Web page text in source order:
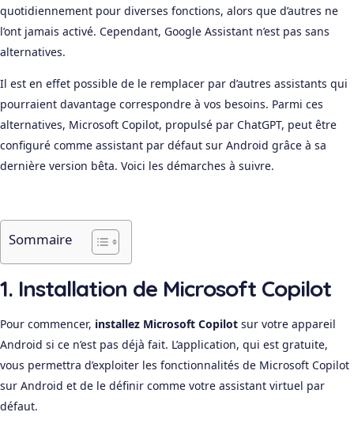
quotidiennement pour diverses fonctions, alors que d’autres ne
l’ont jamais activé. Cependant, Google Assistant n’est pas sans
alternatives.
Il est en effet possible de le remplacer par d’autres assistants qui
pourraient davantage correspondre à vos besoins. Parmi ces
alternatives, Microsoft Copilot, propulsé par ChatGPT, peut être
configuré comme assistant par défaut sur Android grâce à sa
dernière version bêta. Voici les démarches à suivre.
Sommaire
1. Installation de Microsoft Copilot
Pour commencer, installez Microsoft Copilot sur votre appareil
Android si ce n’est pas déjà fait. L’application, qui est gratuite,
vous permettra d’exploiter les fonctionnalités de Microsoft Copilot
sur Android et de le définir comme votre assistant virtuel par
défaut.